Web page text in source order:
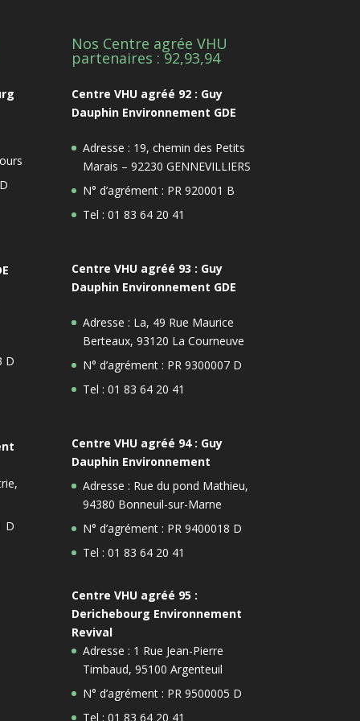
D
D
Nos Centre agrée VHU
partenaires : 92,93,94
Centre VHU agréé 92 : Guy
Dauphin Environnement GDE
Adresse : 19, chemin des Petits
Marais – 92230 GENNEVILLIERS
N° d’agrément : PR 920001 B
Tel : 01 83 64 20 41
Centre VHU agréé 93 : Guy
Dauphin Environnement GDE
Adresse : La, 49 Rue Maurice
Berteaux, 93120 La Courneuve
N° d’agrément : PR 9300007 D
Tel : 01 83 64 20 41
Centre VHU agréé 94 : Guy
Dauphin Environnement
Adresse : Rue du pond Mathieu,
94380 Bonneuil-sur-Marne
N° d’agrément : PR 9400018 D
Tel : 01 83 64 20 41
Centre VHU agréé 95 :
Derichebourg Environnement
Revival
Adresse : 1 Rue Jean-Pierre
Timbaud, 95100 Argenteuil
N° d’agrément : PR 9500005 D
Tel : 01 83 64 20 41